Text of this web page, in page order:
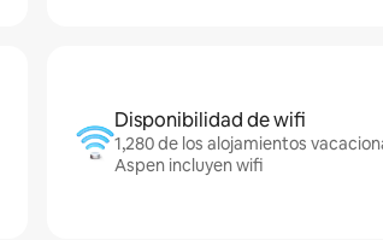
Disponibilidad de wifi
1,280 de los alojamientos
Aspen incluyen wifi